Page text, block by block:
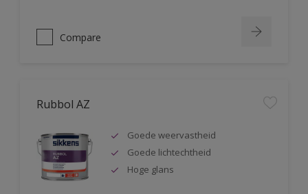
Compare
Rubbol AZ
Goede weervastheid
Goede lichtechtheid
Hoge glans